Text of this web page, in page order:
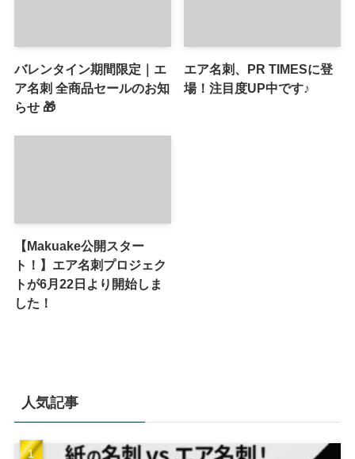
バレンタイン期間限定｜エ
ア名刺 全商品セールのお知
らせ 🎁
エア名刺、PR TIMESに登
場！注目度UP中です♪
【Makuake公開スター
ト！】エア名刺プロジェク
トが6月22日より開始しま
した！
人気記事